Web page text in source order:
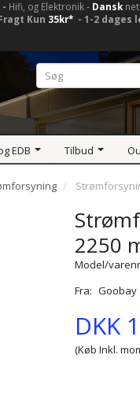
- Hifi, og Elektronik - Dansk
Kun 35kr* - 1-2 dages
EDB Tilbud
2250
Model/
Fra: Goobay
DKK
(Køb Inkl.